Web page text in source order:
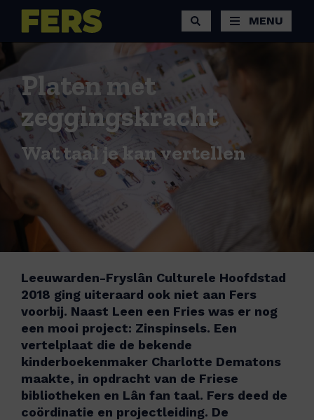
MENU
Platen met
zeggingskracht
Wat taal je kan vertellen
Leeuwarden-Fryslân Culturele Hoofdstad
2018 ging uiteraard ook niet aan Fers
voorbij. Naast Leen een Fries was er nog
een mooi project: Zinspinsels. Een
vertelplaat die de bekende
kinderboekenmaker Charlotte Dematons
maakte, in opdracht van de Friese
bibliotheken en Lân fan taal. Fers deed de
coördinatie en projectleiding. De